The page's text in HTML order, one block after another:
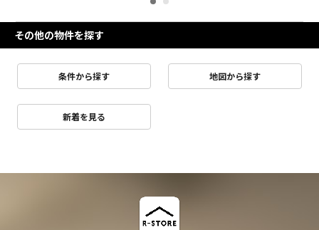
その他の物件を探す
条件から探す 地図から探す
新着を見る